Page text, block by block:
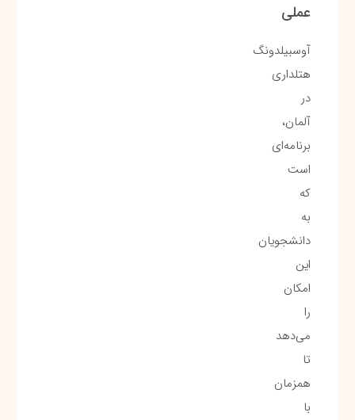
عملی
آوسبیلدونگ
هتلداری
در
آلمان،
برنامه‌ای
است
که
به
دانشجویان
این
امکان
را
می‌دهد
تا
همزمان
با